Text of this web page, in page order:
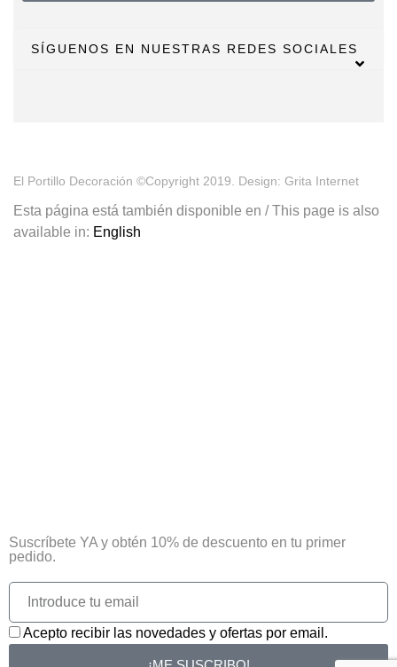
SÍGUENOS EN NUESTRAS REDES SOCIALES
El Portillo Decoración ©Copyright 2019. Design: Grita Internet
Esta página está también disponible en / This page is also
available in: English
Suscríbete YA y obtén 10% de descuento en tu primer
pedido.
Acepto recibir las novedades y ofertas por email.